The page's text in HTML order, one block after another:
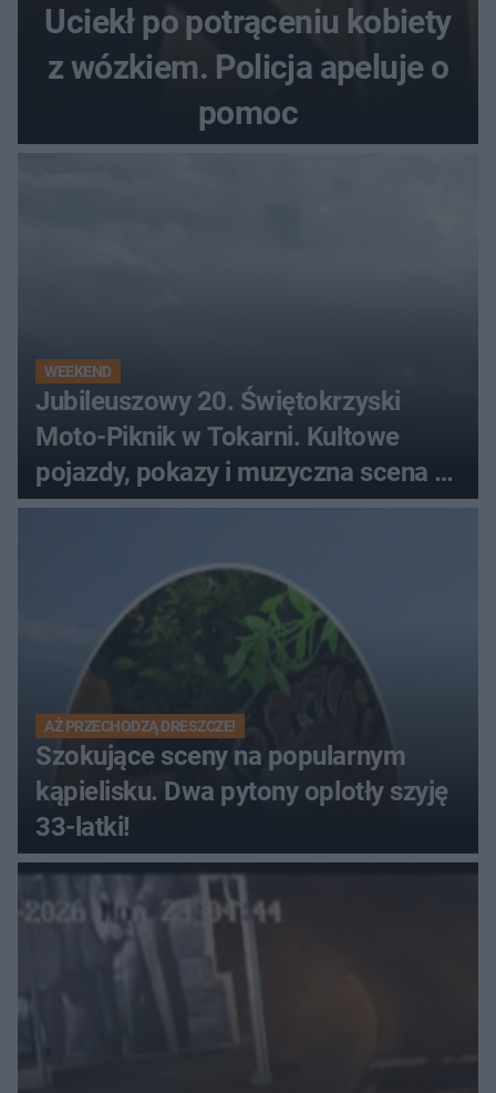
Uciekł po potrąceniu kobiety
z wózkiem. Policja apeluje o
pomoc
WEEKEND
Jubileuszowy 20. Świętokrzyski
Moto-Piknik w Tokarni. Kultowe
pojazdy, pokazy i muzyczna scena w
Muzeum Wsi Kieleckiej
AŻ PRZECHODZĄ DRESZCZE!
Szokujące sceny na popularnym
kąpielisku. Dwa pytony oplotły szyję
33-latki!